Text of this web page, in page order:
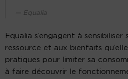
Equalia
Equalia s’engagent à
ressource et aux bienfaits
pratiques pour limiter sa
à faire découvrir le